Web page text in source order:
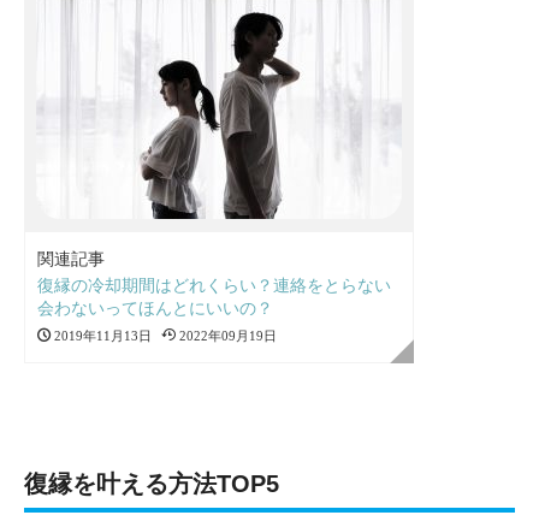
関連記事
復縁の冷却期間はどれくらい？連絡をとらない
会わないってほんとにいいの？
2019年11月13日 2022年09月19日
復縁を叶える方法TOP5